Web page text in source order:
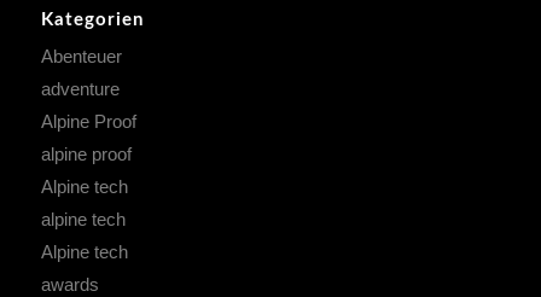
Kategorien
Abenteuer
adventure
Alpine Proof
alpine proof
Alpine tech
alpine tech
Alpine tech
awards